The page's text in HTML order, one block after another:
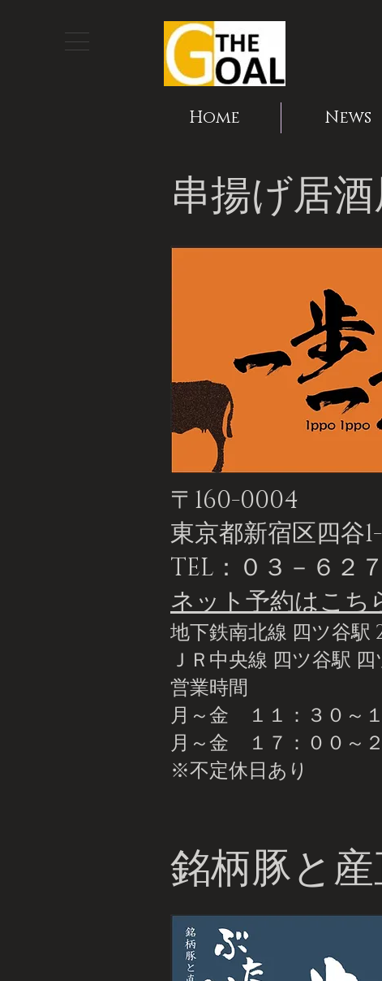
Home News
串揚げ居
〒160-0004
東京都新宿区四谷
TEL：０３－６２
ネット予約はこち
地下鉄南北線 四ツ谷駅
ＪＲ中央線 四ツ谷駅
営業時間
月～金 １１：３０～１
月～金 １７：００～２
​※不定休日あり
銘柄豚と